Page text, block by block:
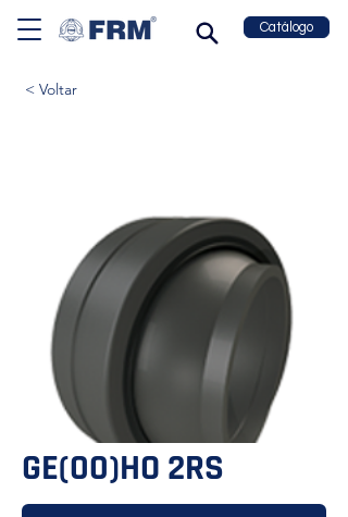
Catálogo
< Voltar
GE(00)HO 2RS